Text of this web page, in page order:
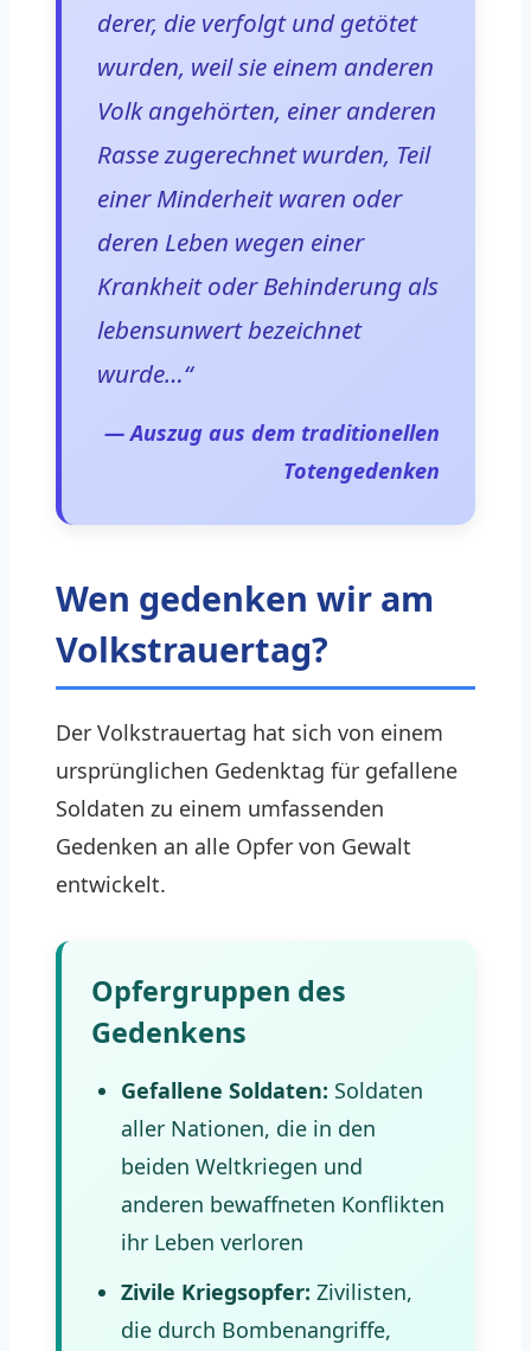
derer, die verfolgt und getötet
wurden, weil sie einem anderen
Volk angehörten, einer anderen
Rasse zugerechnet wurden, Teil
einer Minderheit waren oder
deren Leben wegen einer
Krankheit oder Behinderung als
lebensunwert bezeichnet
wurde…“
— Auszug aus dem traditionellen
Totengedenken
Wen gedenken wir am
Volkstrauertag?
Der Volkstrauertag hat sich von einem
ursprünglichen Gedenktag für gefallene
Soldaten zu einem umfassenden
Gedenken an alle Opfer von Gewalt
entwickelt.
Opfergruppen des
Gedenkens
Gefallene Soldaten: Soldaten
aller Nationen, die in den
beiden Weltkriegen und
anderen bewaffneten Konflikten
ihr Leben verloren
Zivile Kriegsopfer: Zivilisten,
die durch Bombenangriffe,